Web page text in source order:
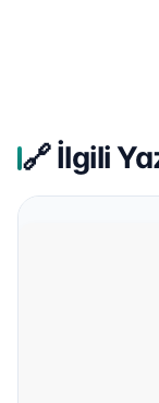
🔗 İlgili